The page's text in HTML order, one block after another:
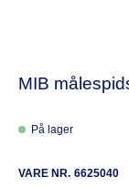
MIB
På lager
VARE NR. 6625040